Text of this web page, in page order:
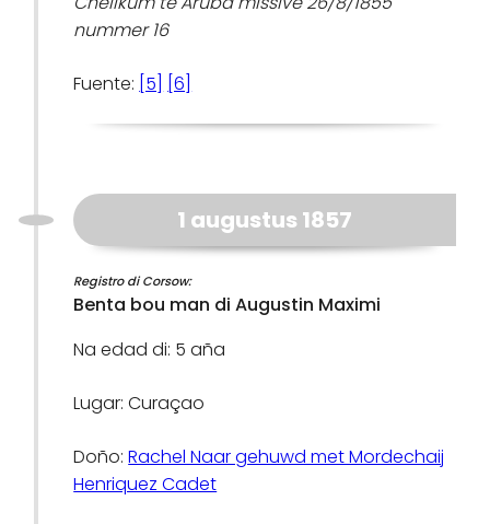
nummer 16
Fuente: [5] [6]
1 augustus 1857
Registro di Corsow:
Benta bou man di Augustin Maximi
Na edad di: 5 aña
Lugar: Curaçao
Doño:Rachel Naar gehuwd met Mordechaij
Henriquez Cadet